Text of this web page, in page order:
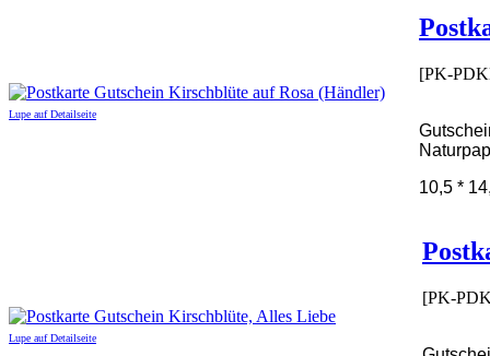
Lupe auf Detailseite
[PK-
10,5 *
Lupe auf Detailseite
[PK-